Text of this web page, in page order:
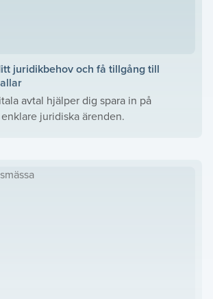
juridikbehov och få tillgång till
avtal hjälper dig spara in på
juridiska ärenden.